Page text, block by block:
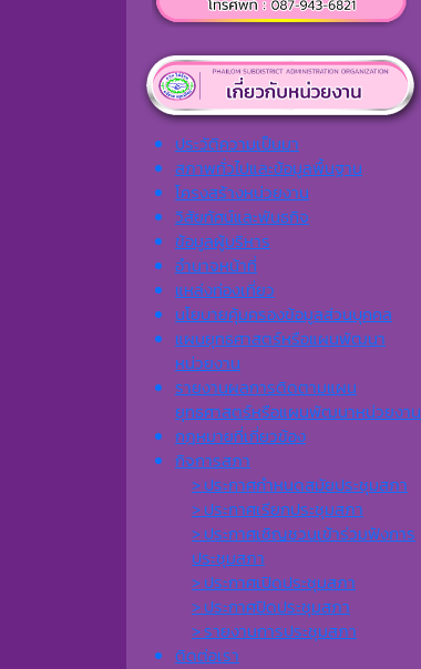
ประวัติความเป็นมา
สภาพทั่วไปและข้อมูลพื้นฐาน
โครงสร้างหน่วยงาน
วิสัยทัศน์และพันธกิจ
ข้อมูลผู้บริหาร
อำนาจหน้าที่
แหล่งท่องเที่ยว
นโยบายคุ้มครองข้อมูลส่วนบุคคล
แผนยุทธศาสตร์หรือแผนพัฒนา
หน่วยงาน
รายงานผลการติดตามแผน
ยุทธศาสตร์หรือแผนพัฒนาหน่วยงาน
กฎหมายที่เกี่ยวข้อง
กิจการสภา
> ประกาศกำหนดสมัยประชุมสภา
> ประกาศเรียกประชุมสภา
> ประกาศเชิญชวนเข้าร่วมฟังการ
ประชุมสภา
> ประกาศเปิดประชุมสภา
> ประกาศปิดประชุมสภา
> รายงานการประชุมสภา
ติดต่อเรา